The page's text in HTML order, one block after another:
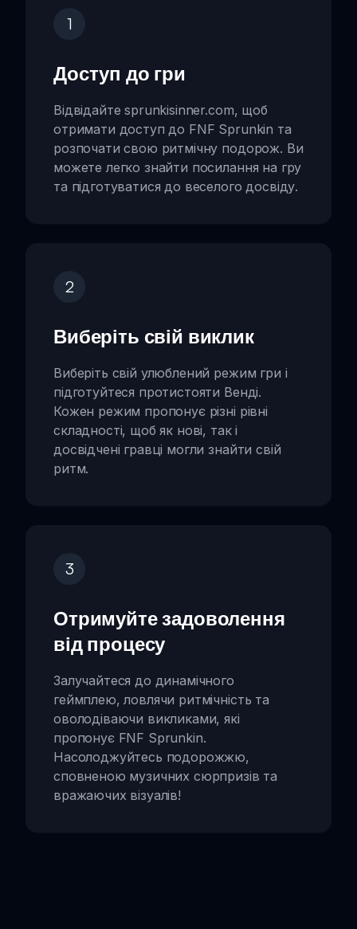
1
Доступ до гри
Відвідайте sprunkisinner.com, щоб
отримати доступ до FNF Sprunkin та
розпочати свою ритмічну подорож. Ви
можете легко знайти посилання на гру
та підготуватися до веселого досвіду.
2
Виберіть свій виклик
Виберіть свій улюблений режим гри і
підготуйтеся протистояти Венді.
Кожен режим пропонує різні рівні
складності, щоб як нові, так і
досвідчені гравці могли знайти свій
ритм.
3
Отримуйте задоволення
від процесу
Залучайтеся до динамічного
геймплею, ловлячи ритмічність та
оволодіваючи викликами, які
пропонує FNF Sprunkin.
Насолоджуйтесь подорожжю,
сповненою музичних сюрпризів та
вражаючих візуалів!